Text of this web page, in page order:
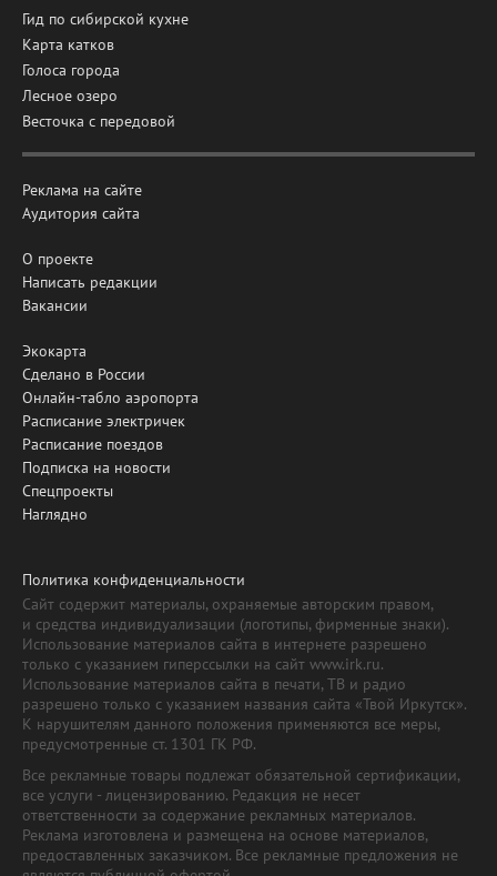
Гид по сибирской кухне
Карта катков
Голоса города
Лесное озеро
Весточка с передовой
Реклама на сайте
Аудитория сайта
О проекте
Написать редакции
Вакансии
Экокарта
Сделано в России
Онлайн-табло аэропорта
Расписание электричек
Расписание поездов
Подписка на новости
Спецпроекты
Наглядно
Политика конфиденциальности
Сайт содержит материалы, охраняемые авторским правом,
и средства индивидуализации (логотипы, фирменные знаки).
Использование материалов сайта в интернете разрешено
только с указанием гиперссылки на сайт www.irk.ru.
Использование материалов сайта в печати, ТВ и радио
разрешено только с указанием названия сайта «Твой Иркутск».
К нарушителям данного положения применяются все меры,
предусмотренные ст. 1301 ГК РФ.
Все рекламные товары подлежат обязательной сертификации,
все услуги - лицензированию. Редакция не несет
ответственности за содержание рекламных материалов.
Реклама изготовлена и размещена на основе материалов,
предоставленных заказчиком. Все рекламные предложения не